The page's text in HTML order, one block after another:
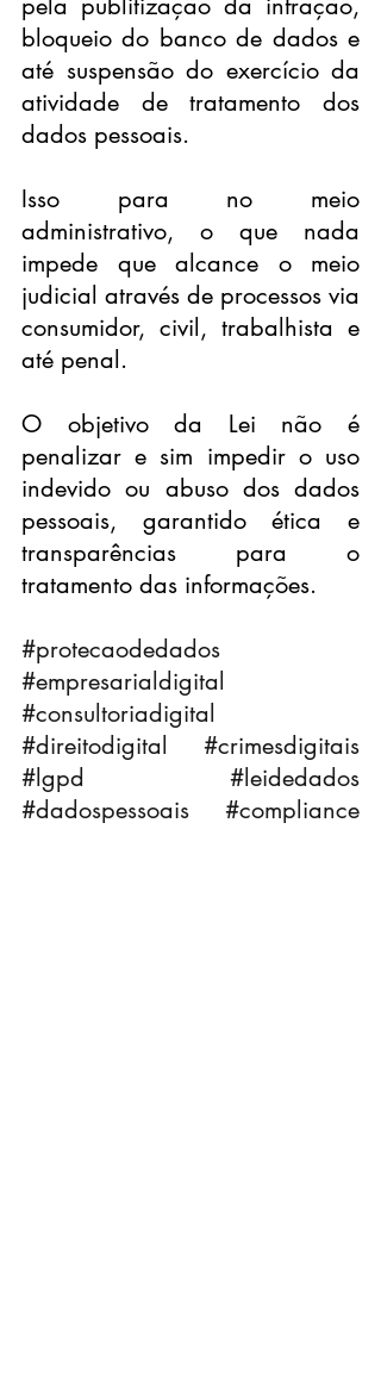
bloqueio do banco de dados e
até suspensão do exercício da
atividade de tratamento dos
dados pessoais.
Isso para no meio
administrativo, o que nada
impede que alcance o meio
judicial através de processos via
consumidor, civil, trabalhista e
até penal.
O objetivo da Lei não é
penalizar e sim impedir o uso
indevido ou abuso dos dados
pessoais, garantido ética e
transparências para o
tratamento das informações.
#protecaodedados
#empresarialdigital
#consultoriadigital
#direitodigital
#crimesdigitais
#lgpd
#leidedados
#dadospessoais
#compliance